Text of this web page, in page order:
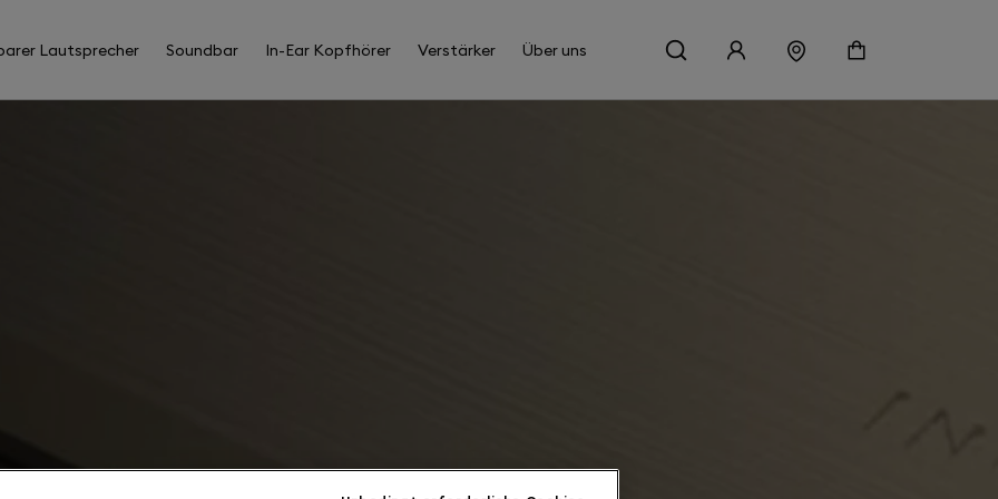
Lautsprecher Soundbar In-Ear Kopfhörer Verstärker Über uns